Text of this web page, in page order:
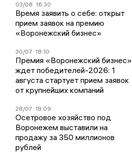
03/08 16:30
Время заявить о себе: открыт
прием заявок на премию
«Воронежский бизнес»
30/07 18:10
Премия «Воронежский бизнес»
ждет победителей-2026: 1
августа стартует прием заявок
от крупнейших компаний
28/07 18:09
Осетровое хозяйство под
Воронежем выставили на
продажу за 350 миллионов
рублей